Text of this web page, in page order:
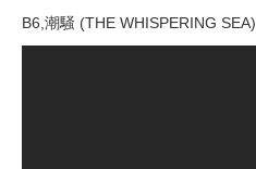
B6,潮騒 (THE WHISPERING SEA)